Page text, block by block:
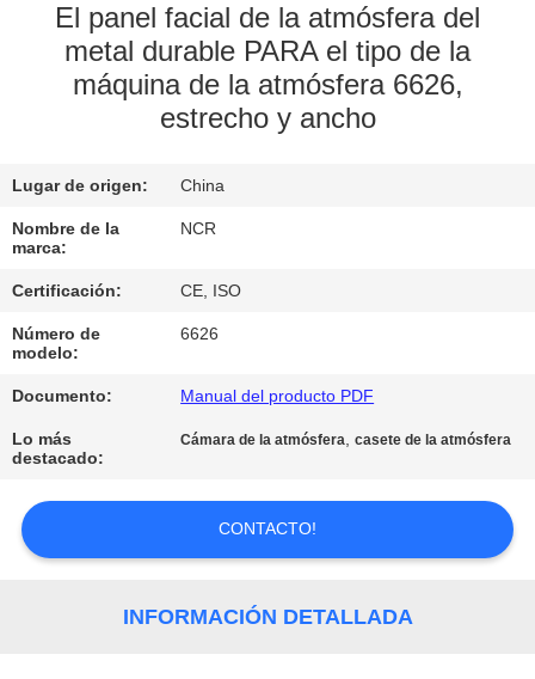
FÁBRICA
CONTROL
CALIDAD
ÉNTRENOS
EN
CONTACTO
CON
NOTICIAS
PIDA
El panel facial de la atmósfera del
metal durable PARA el tipo de la
máquina de la atmósfera 6626,
estrecho y ancho
Lugar de origen: China
Nombre de la
marca:
NCR
Certificación: CE, ISO
Número de
modelo:
6626
Documento: Manual del producto PDF
Lo más
destacado:
Cámara de la atmósfera,casete de la atmósfera
CONTACTO!
INFORMACIÓN DETALLADA